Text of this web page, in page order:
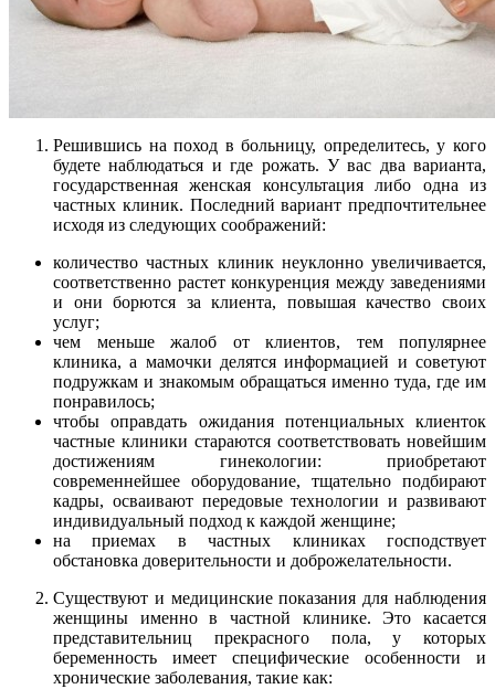
Решившись на поход в больницу, определитесь, у кого
будете наблюдаться и где рожать. У вас два варианта,
государственная женская консультация либо одна из
частных клиник. Последний вариант предпочтительнее
исходя из следующих соображений:
количество частных клиник неуклонно увеличивается,
соответственно растет конкуренция между заведениями
и они борются за клиента, повышая качество своих
услуг;
чем меньше жалоб от клиентов, тем популярнее
клиника, а мамочки делятся информацией и советуют
подружкам и знакомым обращаться именно туда, где им
понравилось;
чтобы оправдать ожидания потенциальных клиенток
частные клиники стараются соответствовать новейшим
достижениям гинекологии: приобретают
современнейшее оборудование, тщательно подбирают
кадры, осваивают передовые технологии и развивают
индивидуальный подход к каждой женщине;
на приемах в частных клиниках господствует
обстановка доверительности и доброжелательности.
Существуют и медицинские показания для наблюдения
женщины именно в частной клинике. Это касается
представительниц прекрасного пола, у которых
беременность имеет специфические особенности и
хронические заболевания, такие как: